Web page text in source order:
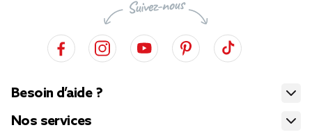
Besoin d’aide ?
Nos services